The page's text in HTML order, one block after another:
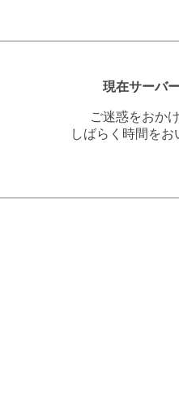
現在サーバ
ご迷惑をおか
しばらく時間を